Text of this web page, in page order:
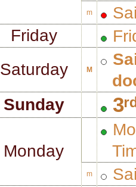
m
Friday
Saturday M
Sunday
Monday
m